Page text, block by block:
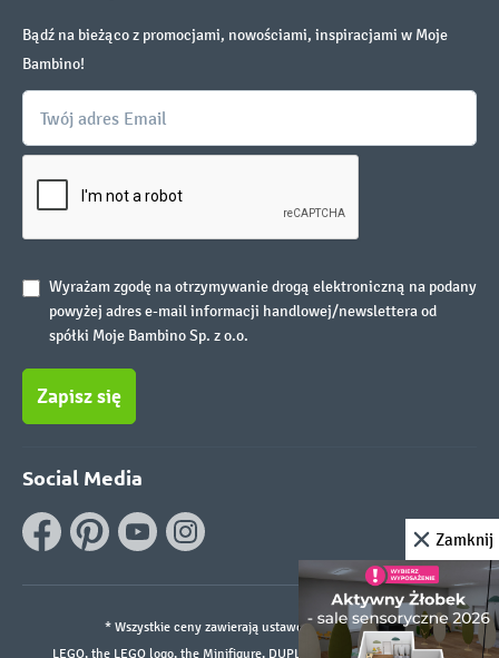
Bądź na bieżąco z promocjami, nowościami, inspiracjami w Moje
Bambino!
Wyrażam zgodę na otrzymywanie drogą elektroniczną na podany
powyżej adres e-mail informacji handlowej/newslettera od
spółki Moje Bambino Sp. z o.o.
Zapisz się
Social Media
* Wszystkie ceny zawierają ustawowy podatek VAT.
LEGO, the LEGO logo, the Minifigure, DUPLO, and the SPIKE logo are
Zamknij